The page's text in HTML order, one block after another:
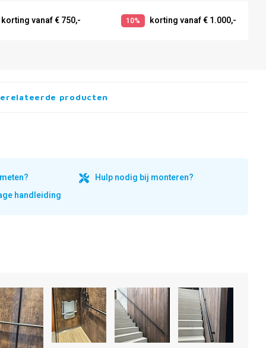
korting vanaf € 750,- 10% korting vanaf € 1.000,-
producten
Hulp nodig bij monteren?
handleiding